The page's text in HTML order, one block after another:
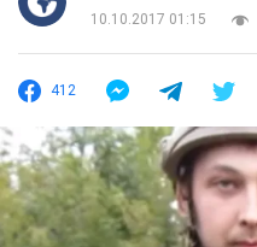
10.10.2017 01:15
412